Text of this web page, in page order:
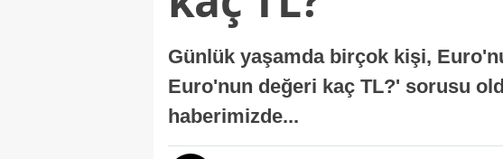
Günlük yaşamda birçok kişi,
Euro'nun değeri kaç TL?' sorusu
haberimizde...